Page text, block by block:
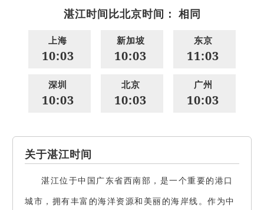
湛江时间比北京时间： 相同
上海
10:03
新加坡
10:03
东京
11:03
深圳
10:03
北京
10:03
广州
10:03
关于湛江时间
湛江位于中国广东省西南部，是一个重要的港口
城市，拥有丰富的海洋资源和美丽的海岸线。作为中